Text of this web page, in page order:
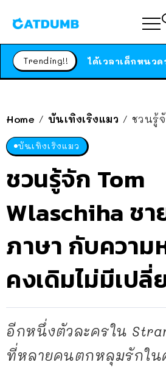
Trending!!
Home / บันเทิงเริงแมว / ชวนรู้จัก Tom
บันเทิงเริงแมว
ชวนรู้จัก Tom
Wlaschiha ช
ภาษา กับความ
คงเดิมไม่มีเป
อีกหนึ่งตัวละครใน
ที่หลายคนตกหลุมรักใน